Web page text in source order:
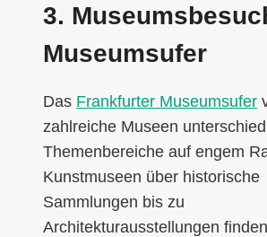
3.
Museumsufer
Das Frankfurter Museumsufer
zahlreiche Museen
Themenbereiche auf engem
Kunstmuseen über historische
Sammlungen bis zu
Architekturausstellungen